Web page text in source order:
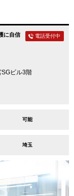
に自信
ビル3階
電話受付中
可能
埼玉